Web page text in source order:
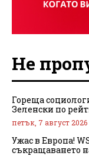
Не
Гореща
Зеленски по
петък, 7 август 2026
Ужас в Европа!
съкращаването